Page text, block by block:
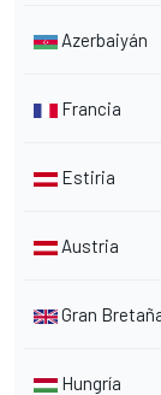
Azerbaiyán
Francia
Estiria
Austria
Gran
Hungría